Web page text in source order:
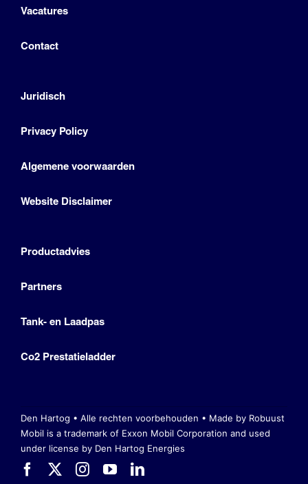
Vacatures
Contact
Juridisch
Privacy Policy
Algemene voorwaarden
Website Disclaimer
Productadvies
Partners
Tank- en Laadpas
Co2 Prestatieladder
Den Hartog • Alle rechten voorbehouden • Made by Robuust
Mobil is a trademark of Exxon Mobil Corporation and used
under license by Den Hartog Energies